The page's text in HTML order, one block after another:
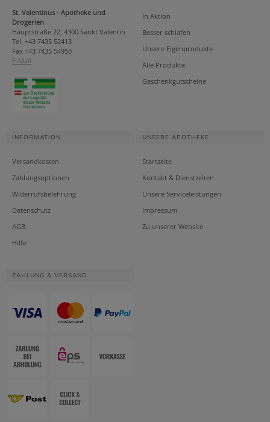
St. Valentinus - Apotheke und
Drogerien
Hauptstraße 22, 4300 Sankt Valentin
Tel. +43 7435 52413
Fax +43 7435 54950
E-Mail
In Aktion
Besser schlafen
Unsere Eigenprodukte
Alle Produkte
Geschenkgutscheine
INFORMATION
Versandkosten
Zahlungsoptionen
Widerrufsbelehrung
Datenschutz
AGB
Hilfe
UNSERE APOTHEKE
Startseite
Kontakt & Dienstzeiten
Unsere Serviceleistungen
Impressum
Zu unserer Website
ZAHLUNG & VERSAND